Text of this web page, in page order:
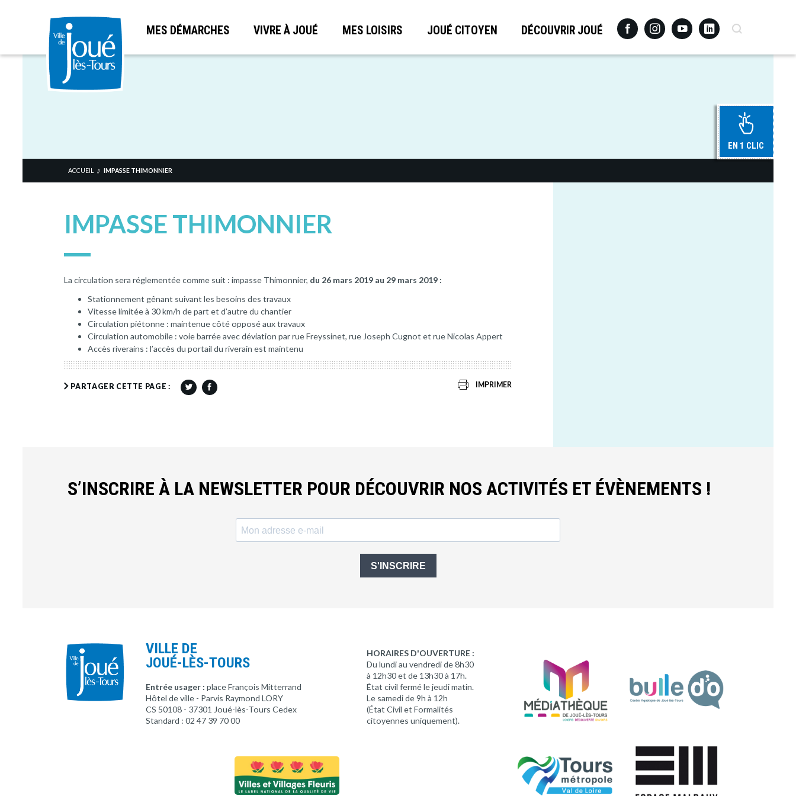
Aller
MES DÉMARCHES VIVRE À JOUÉ MES LOISIRS JOUÉ CITOYEN DÉCOUVRIR JOUÉ FacebookInstagramYoutubeLinkedinRecherche
EN 1 CLIC
ACCUEIL // IMPASSE THIMONNIER
IMPASSE THIMONNIER
La circulation sera réglementée comme suit : impasse Thimonnier, du 26 mars 2019 au 29 mars 2019 :
Stationnement gênant suivant les besoins des travaux
Vitesse limitée à 30 km/h de part et d’autre du chantier
Circulation piétonne : maintenue côté opposé aux travaux
Circulation automobile : voie barrée avec déviation par rue Freyssinet, rue Joseph Cugnot et rue Nicolas Appert
Accès riverains : l’accès du portail du riverain est maintenu
PARTAGER CETTE PAGE : IMPRIMER
S’INSCRIRE À LA NEWSLETTER POUR DÉCOUVRIR NOS ACTIVITÉS ET ÉVÈNEMENTS !
S'INSCRIRE
VILLE DE
JOUÉ-LÈS-TOURS
Entrée usager : place François Mitterrand
Hôtel de ville - Parvis Raymond LORY
CS 50108 - 37301 Joué-lès-Tours Cedex
Standard : 02 47 39 70 00
HORAIRES D'OUVERTURE :
Du lundi au vendredi de 8h30
à 12h30 et de 13h30 à 17h.
État civil fermé le jeudi matin.
Le samedi de 9h à 12h
(État Civil et Formalités
citoyennes uniquement).